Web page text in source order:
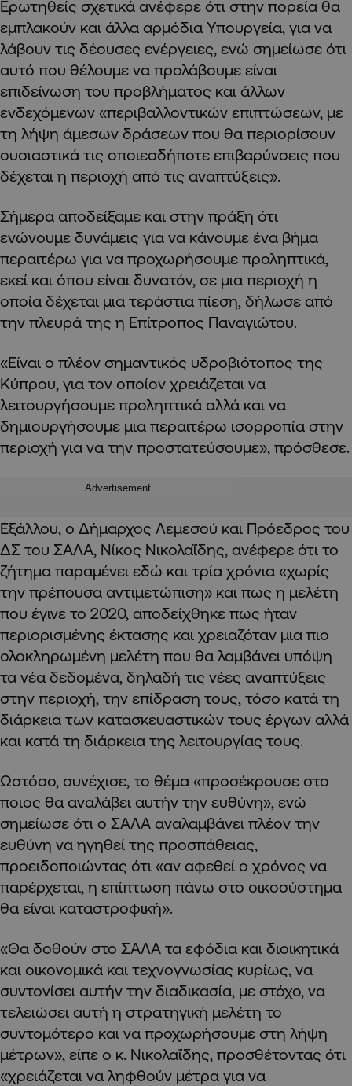
Ερωτηθείς σχετικά ανέφερε ότι στην πορεία θα
εμπλακούν και άλλα αρμόδια Υπουργεία, για να
λάβουν τις δέουσες ενέργειες, ενώ σημείωσε ότι
αυτό που θέλουμε να προλάβουμε είναι
επιδείνωση του προβλήματος και άλλων
ενδεχόμενων «περιβαλλοντικών επιπτώσεων, με
τη λήψη άμεσων δράσεων που θα περιορίσουν
ουσιαστικά τις οποιεσδήποτε επιβαρύνσεις που
δέχεται η περιοχή από τις αναπτύξεις».
Σήμερα αποδείξαμε και στην πράξη ότι
ενώνουμε δυνάμεις για να κάνουμε ένα βήμα
περαιτέρω για να προχωρήσουμε προληπτικά,
εκεί και όπου είναι δυνατόν, σε μια περιοχή η
οποία δέχεται μια τεράστια πίεση, δήλωσε από
την πλευρά της η Επίτροπος Παναγιώτου.
«Είναι ο πλέον σημαντικός υδροβιότοπος της
Κύπρου, για τον οποίον χρειάζεται να
λειτουργήσουμε προληπτικά αλλά και να
δημιουργήσουμε μια περαιτέρω ισορροπία στην
περιοχή για να την προστατεύσουμε», πρόσθεσε.
Advertisement
Εξάλλου, ο Δήμαρχος Λεμεσού και Πρόεδρος του
ΔΣ του ΣΑΛΑ, Νίκος Νικολαΐδης, ανέφερε ότι το
ζήτημα παραμένει εδώ και τρία χρόνια «χωρίς
την πρέπουσα αντιμετώπιση» και πως η μελέτη
που έγινε το 2020, αποδείχθηκε πως ήταν
περιορισμένης έκτασης και χρειαζόταν μια πιο
ολοκληρωμένη μελέτη που θα λαμβάνει υπόψη
τα νέα δεδομένα, δηλαδή τις νέες αναπτύξεις
στην περιοχή, την επίδραση τους, τόσο κατά τη
διάρκεια των κατασκευαστικών τους έργων αλλά
και κατά τη διάρκεια της λειτουργίας τους.
Ωστόσο, συνέχισε, το θέμα «προσέκρουσε στο
ποιος θα αναλάβει αυτήν την ευθύνη», ενώ
σημείωσε ότι ο ΣΑΛΑ αναλαμβάνει πλέον την
ευθύνη να ηγηθεί της προσπάθειας,
προειδοποιώντας ότι «αν αφεθεί ο χρόνος να
παρέρχεται, η επίπτωση πάνω στο οικοσύστημα
θα είναι καταστροφική».
«Θα δοθούν στο ΣΑΛΑ τα εφόδια και διοικητικά
και οικονομικά και τεχνογνωσίας κυρίως, να
συντονίσει αυτήν την διαδικασία, με στόχο, να
τελειώσει αυτή η στρατηγική μελέτη το
συντομότερο και να προχωρήσουμε στη λήψη
μέτρων», είπε ο κ. Νικολαΐδης, προσθέτοντας ότι
«χρειάζεται να ληφθούν μέτρα για να